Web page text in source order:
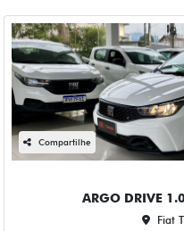
Compartilhe
ARGO DRIVE
Fiat